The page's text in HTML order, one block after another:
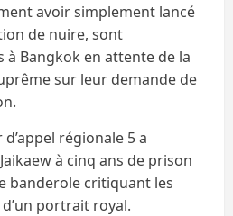
avoir simplement lancé
de nuire, sont
Bangkok en attente de la
sur leur demande de
régionale 5 a
à cinq ans de prison
banderole critiquant les
portrait royal.